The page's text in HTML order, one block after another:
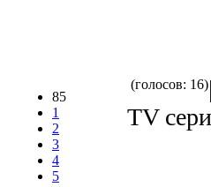
85
1
2
3
4
5
(голосов: 16)
TV